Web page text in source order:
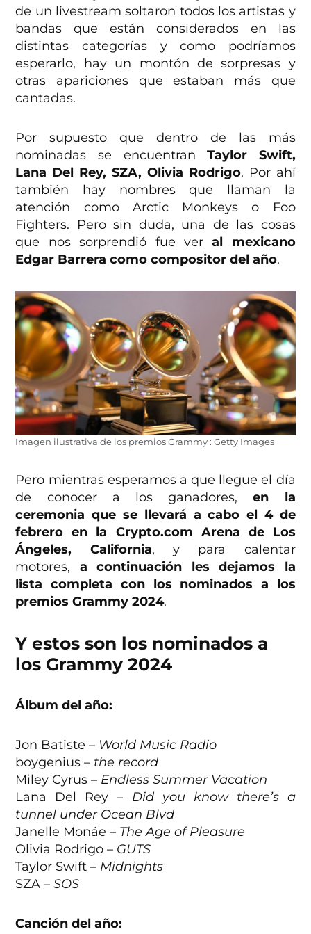
de un livestream soltaron todos los artistas y
bandas que están considerados en las
distintas categorías y como podríamos
esperarlo, hay un montón de sorpresas y
otras apariciones que estaban más que
cantadas.
Por supuesto que dentro de las más
nominadas se encuentranTaylor Swift,
Lana Del Rey, SZA, Olivia Rodrigo. Por ahí
también hay nombres que llaman la
atención como Arctic Monkeys o Foo
Fighters. Pero sin duda, una de las cosas
que nos sorprendió fue veral mexicano
Edgar Barrera como compositor del año.
Imagen ilustrativa de los premios Grammy : Getty Images
Pero mientras esperamos a que llegue el día
de conocer a los ganadores,en la
ceremonia que se llevará a cabo el 4 de
febrero en la Crypto.com Arena de Los
Ángeles, California, y para calentar
motores, a continuación les dejamos la
lista completa con los nominados a los
premios Grammy 2024.
Y estos son los nominados a
los Grammy 2024
Álbum del año:
Jon Batiste – World Music Radio
boygenius – the record
Miley Cyrus – Endless Summer Vacation
Lana Del Rey – Did you know there’s a
tunnel under Ocean Blvd
Janelle Monáe – The Age of Pleasure
Olivia Rodrigo – GUTS
Taylor Swift – Midnights
SZA –SOS
Canción del año: